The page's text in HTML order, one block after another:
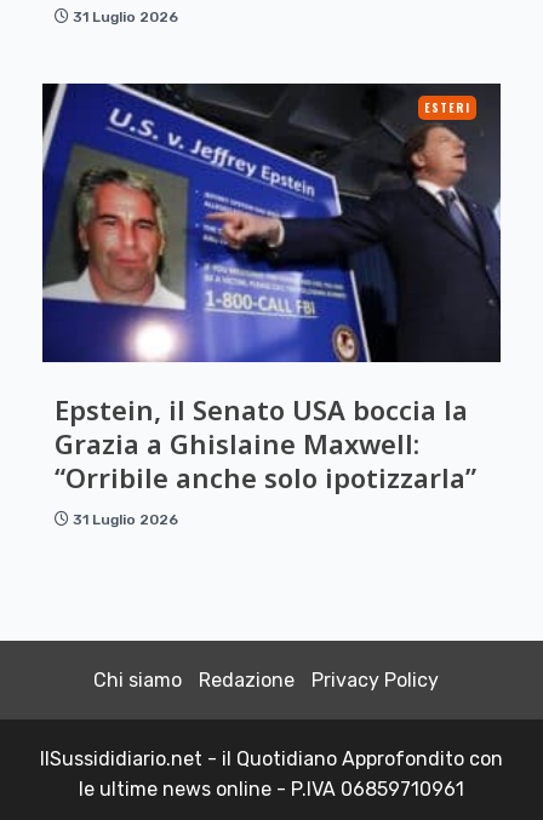
31 Luglio 2026
ESTERI
Epstein, il Senato USA boccia la
Grazia a Ghislaine Maxwell:
“Orribile anche solo ipotizzarla”
31 Luglio 2026
Chi siamo Redazione Privacy Policy
IlSussididiario.net - il Quotidiano Approfondito con
le ultime news online - P.IVA 06859710961